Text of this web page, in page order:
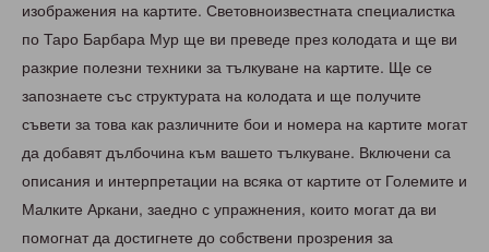
изображения на картите. Световноизвестната специалистка
по Таро Барбара Мур ще ви преведе през колодата и ще ви
разкрие полезни техники за тълкуване на картите. Ще се
запознаете със структурата на колодата и ще получите
съвети за това как различните бои и номера на картите могат
да добавят дълбочина към вашето тълкуване. Включени са
описания и интерпретации на всяка от картите от Големите и
Малките Аркани, заедно с упражнения, които могат да ви
помогнат да достигнете до собствени прозрения за